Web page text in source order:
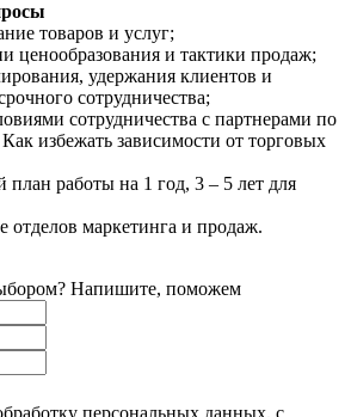
товаров и услуг;
ценообразования и тактики продаж;
удержания клиентов и
сотрудничества;
сотрудничества с партнерами по
избежать зависимости от торговых
работы на 1 год, 3 – 5 лет для
отделов маркетинга и продаж.
Напишите, поможем